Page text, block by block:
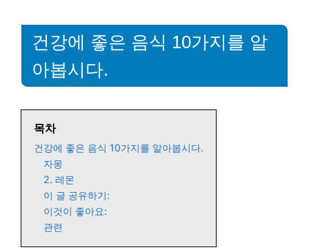
건강에 좋은 음식 10가지를 알
아봅시다.
목차
건강에 좋은 음식 10가지를 알아봅시다.
자몽
2. 레몬
이 글 공유하기:
이것이 좋아요:
관련